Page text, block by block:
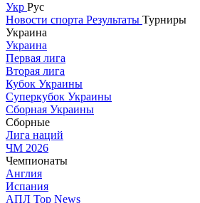
Укр Рус
Новости спорта Результаты Турниры
Украина
Украина
Первая лига
Вторая лига
Кубок Украины
Суперкубок Украины
Сборная Украины
Сборные
Лига наций
ЧМ 2026
Чемпионаты
Англия
Испания
АПЛ Top News